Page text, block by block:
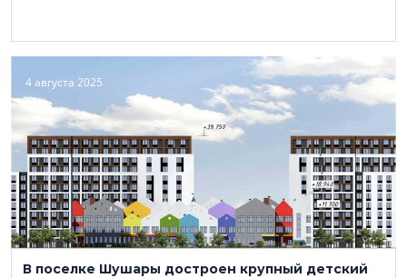
4 августа 2025
В поселке Шушары достроен крупный детский